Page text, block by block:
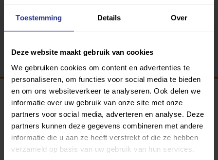
Toestemming Details Over
Deze website maakt gebruik van cookies
We gebruiken cookies om content en advertenties te
personaliseren, om functies voor social media te bieden
en om ons websiteverkeer te analyseren. Ook delen we
informatie over uw gebruik van onze site met onze
partners voor social media, adverteren en analyse. Deze
partners kunnen deze gegevens combineren met andere
informatie die u aan ze heeft verstrekt of die ze hebben
verzameld op basis van uw gebruik van hun services.
Programma van:
340 gemeenten